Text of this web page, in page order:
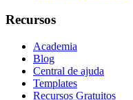
Recursos
Academia
Blog
Central de ajuda
Templates
Recursos Gratuitos